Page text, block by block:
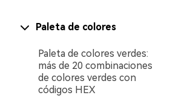
Paleta de colores
Paleta de colores verdes:
más de 20 combinaciones
de colores verdes con
códigos HEX